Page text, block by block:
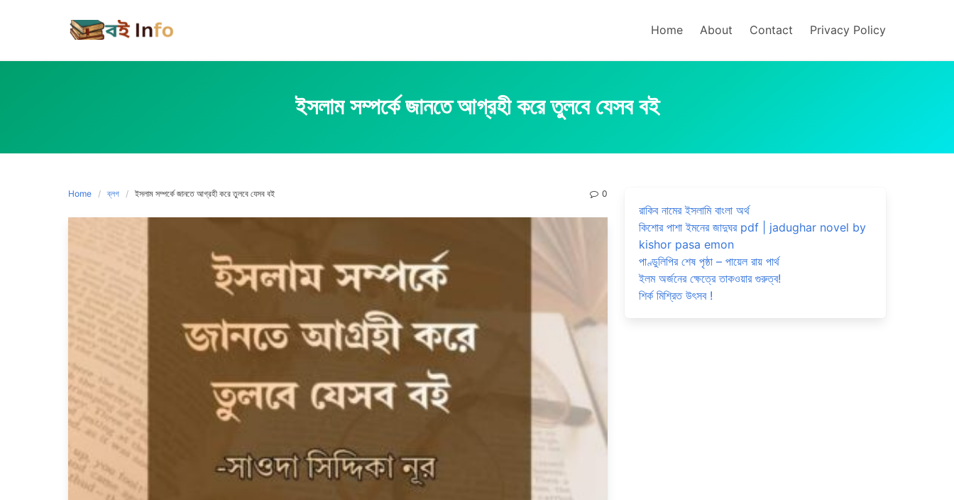
Home About Contact Privacy Policy
ইসলাম সম্পর্কে জানতে আগ্রহী করে তুলবে যেসব বই
Home ব্লগ ইসলাম সম্পর্কে জানতে আগ্রহী করে তুলবে যেসব বই 0
রাকিব নামের ইসলামি বাংলা অর্থ
কিশোর পাশা ইমনের জাদুঘর pdf | jadughar novel by
kishor pasa emon
পাণ্ডুলিপির শেষ পৃষ্ঠা – পায়েল রায় পার্থ
ইলম অর্জনের ক্ষেত্রে তাকওয়ার গুরুত্ব!
শির্ক মিশ্রিত উৎসব !